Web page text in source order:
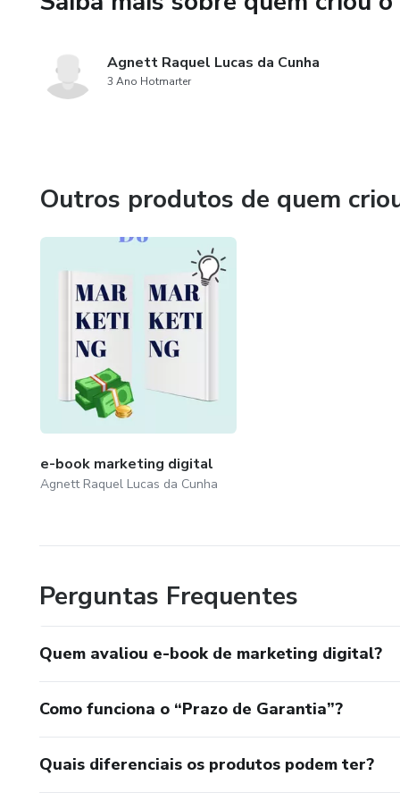
O marketing digital tem um
empreendedores a
Através de redes sociais,
visibilidade, alcançando
por meio do Google Meu
Outro grande benefício é a
com quem não tem interesse
Agnett Raquel Lucas da Cunha
3 Ano Hotmarter
Outros produtos de quem
e-book marketing digital
Agnett Raquel Lucas da Cunha
Perguntas Frequentes
Quem avaliou e-book de marketing digital?
Como funciona o “Prazo de Garantia”?
Quais diferenciais os produtos podem ter?